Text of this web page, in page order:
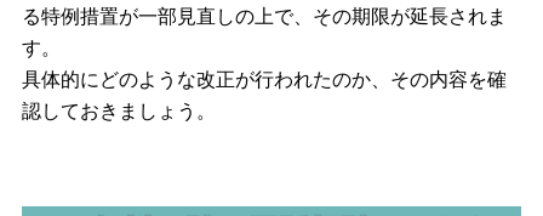
る特例措置が一部見直しの上で、その期限が延長されま
す。
具体的にどのような改正が行われたのか、その内容を確
認しておきましょう。